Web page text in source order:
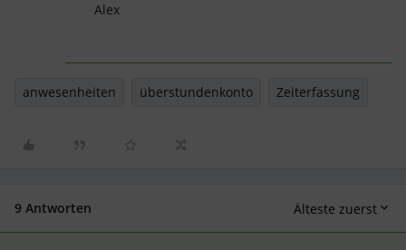
Alex
anwesenheiten überstundenkonto Zeiterfassung
9 Antworten Älteste zuerst